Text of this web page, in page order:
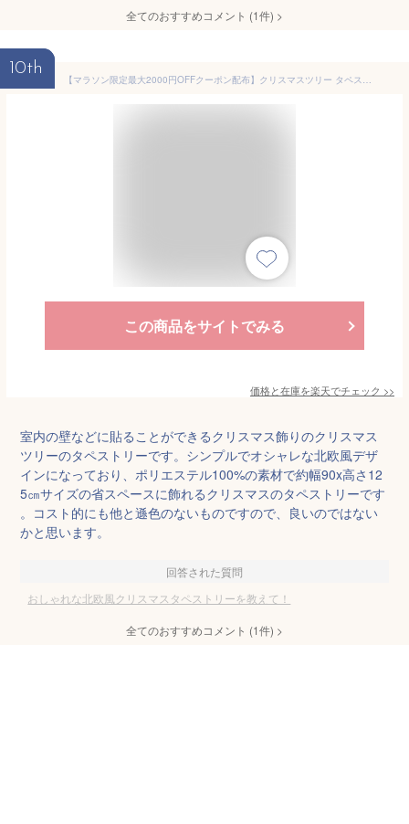
全てのおすすめコメント (1件) >
10th
【マラソン限定最大2000円OFFクーポン配布】クリスマスツリー タペストリー 北欧 部屋 玄関 壁 ウォール ツリー おしゃれ 室内 豪華 省スペース 簡単 コンパクト 飾り 装飾 葉っぱ 落ちない ボタン付き 大きい 大きめ 布 クリスマス インテリア アンティーク ギフト
この商品をサイトでみる
価格と在庫を楽天でチェック >>
室内の壁などに貼ることができるクリスマス飾りのクリスマス
ツリーのタペストリーです。シンプルでオシャレな北欧風デザ
インになっており、ポリエステル100%の素材で約幅90x高さ12
5㎝サイズの省スペースに飾れるクリスマスのタペストリーです
。コスト的にも他と遜色のないものですので、良いのではない
かと思います。
回答された質問
おしゃれな北欧風クリスマスタペストリーを教えて！
全てのおすすめコメント (1件) >